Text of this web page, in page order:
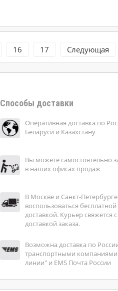
16 17 Следующая
Способы доставки
Оперативная доставка по
Беларуси и Казахстану
Вы можете самостоятельно
в наших офисах продаж
В Москве и Санкт-
воспользоваться
доставкой. Курьер свяжется
доставкой заказа.
Возможна доставка по
транспортными
линии" и EMS Почта России